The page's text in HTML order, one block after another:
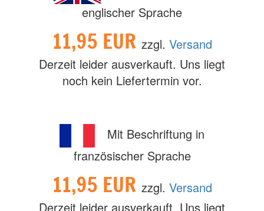
englischer Sprache
11,95 EUR zzgl. Versand
Derzeit leider ausverkauft. Uns liegt
noch kein Liefertermin vor.
Mit Beschriftung in
französischer Sprache
11,95 EUR zzgl. Versand
Derzeit leider ausverkauft. Uns liegt